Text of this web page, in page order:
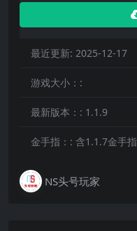
最近更新: 2025-12-17
游戏大小：:
最新版本：: 1.1.9
金手指：: 含1.1.7金手指
NS头号玩家